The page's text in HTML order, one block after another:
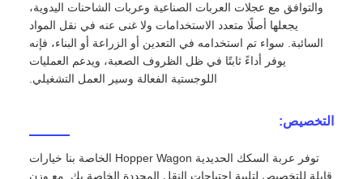
والتوافق مع عجلات العربات الصناعية وعربات الشاحنات اليدوية،
يجعلها أصلًا متعدد الاستخدامات ولا غنى عنه في نقل المواد
السائبة. سواء تم استخدامه في التعدين أو الزراعة أو البناء، فإنه
يوفر أداءً ثابتًا في ظل الظروف الصعبة، ويدعم العمليات
اللوجستية الفعالة وسير العمل التشغيلي.
التخصيص:
توفر عربة السكك الحديدية Hopper Wagon الخاصة بنا خيارات
قابلة للتخصيص لتلبية احتياجات النقل المحددة الخاصة بك. مع وزن